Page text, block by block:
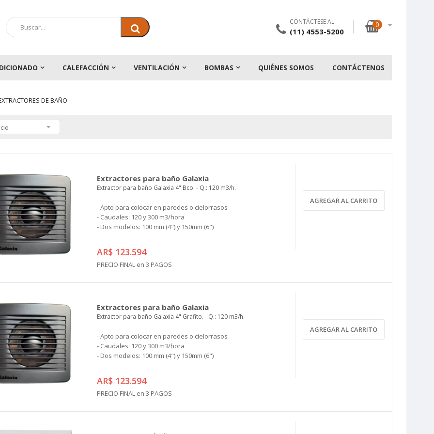
CONTÁCTESE AL
(11) 4553-5200
0
CALEFACCIÓN VENTILACIÓN BOMBAS QUIÉNES SOMOS CONTÁCTENOS
DE BAÑO
Extractores para baño Galaxia
Extractor para baño Galaxia 4" Bco. - Q.: 120 m3/h.
- Apto para colocar en paredes o cielorrasos
- Caudales: 120 y 300 m3/hora
- Dos modelos: 100 mm (4") y 150mm (6")
AR$ 123.594
PRECIO FINAL en 3 PAGOS
AGREGAR AL CARRITO
Extractores para baño Galaxia
Extractor para baño Galaxia 4" Grafito. - Q.: 120 m3/h.
- Apto para colocar en paredes o cielorrasos
- Caudales: 120 y 300 m3/hora
- Dos modelos: 100 mm (4") y 150mm (6")
AR$ 123.594
PRECIO FINAL en 3 PAGOS
AGREGAR AL CARRITO